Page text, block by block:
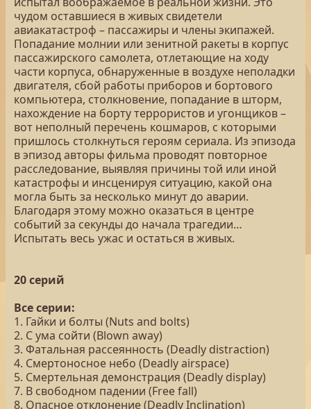
чудом оставшиеся в живых свидетели
авиакатастроф – пассажиры и члены экипажей.
Попадание молнии или зенитной ракеты в корпус
пассажирского самолета, отлетающие на ходу
части корпуса, обнаруженные в воздухе неполадки
двигателя, сбой работы приборов и бортового
компьютера, столкновение, попадание в шторм,
нахождение на борту террористов и угонщиков –
вот неполный перечень кошмаров, с которыми
пришлось столкнуться героям сериала. Из эпизода
в эпизод авторы фильма проводят повторное
расследование, выявляя причины той или иной
катастрофы и инсценируя ситуацию, какой она
могла быть за несколько минут до аварии.
Благодаря этому можно оказаться в центре
событий за секунды до начала трагедии…
Испытать весь ужас и остаться в живых.
20 серий
Все серии:
1. Гайки и болты (Nuts and bolts)
2. С ума сойти (Blown away)
3. Фатальная рассеянность (Deadly distraction)
4. Смертоносное небо (Deadly airspace)
5. Смертельная демонстрация (Deadly display)
7. В свободном падении (Free fall)
8. Опасное отклонение (Deadly Inclination)